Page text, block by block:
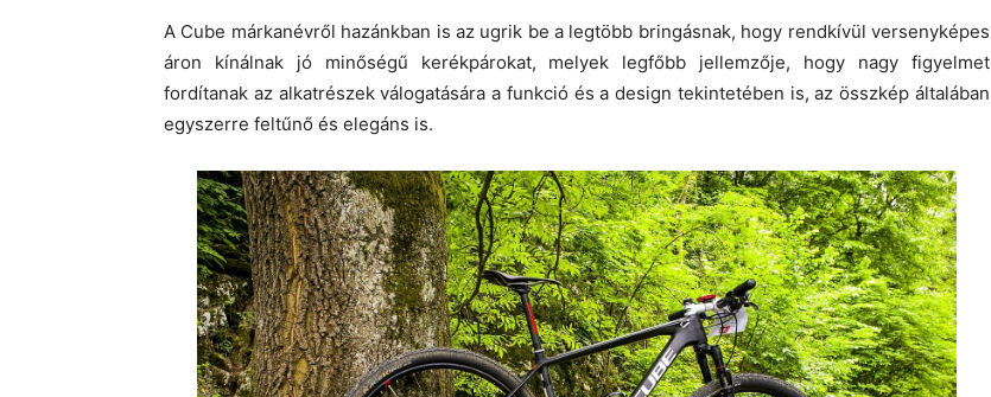
A Cube márkanévről hazánkban is az ugrik be a legtöbb bringásnak, hogy rendkívül versenyképes
áron kínálnak jó minőségű kerékpárokat, melyek legfőbb jellemzője, hogy nagy figyelmet
fordítanak az alkatrészek válogatására a funkció és a design tekintetében is, az összkép általában
egyszerre feltűnő és elegáns is.